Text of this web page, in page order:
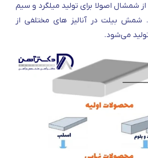
شمشال اصولا برای تولید میلگرد و سیم
شمش بیلت در آنالیز های مختلفی از